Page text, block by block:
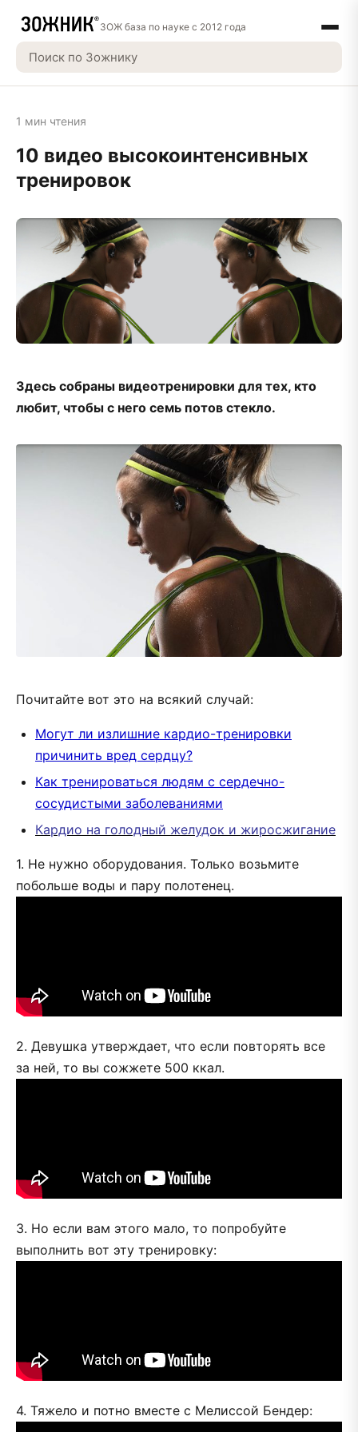
ЗОЖ база по науке с 2012 года
1 мин чтения
10 видео высокоинтенсивных
тренировок
Здесь собраны видеотренировки для тех, кто
любит, чтобы с него семь потов стекло.
Почитайте вот это на всякий случай:
Могут ли излишние кардио-тренировки
причинить вред сердцу?
Как тренироваться людям с сердечно-
сосудистыми заболеваниями
Кардио на голодный желудок и жиросжигание
1. Не нужно оборудования. Только возьмите
побольше воды и пару полотенец.
2. Девушка утверждает, что если повторять все
за ней, то вы сожжете 500 ккал.
3. Но если вам этого мало, то попробуйте
выполнить вот эту тренировку:
4. Тяжело и потно вместе с Мелиссой Бендер: